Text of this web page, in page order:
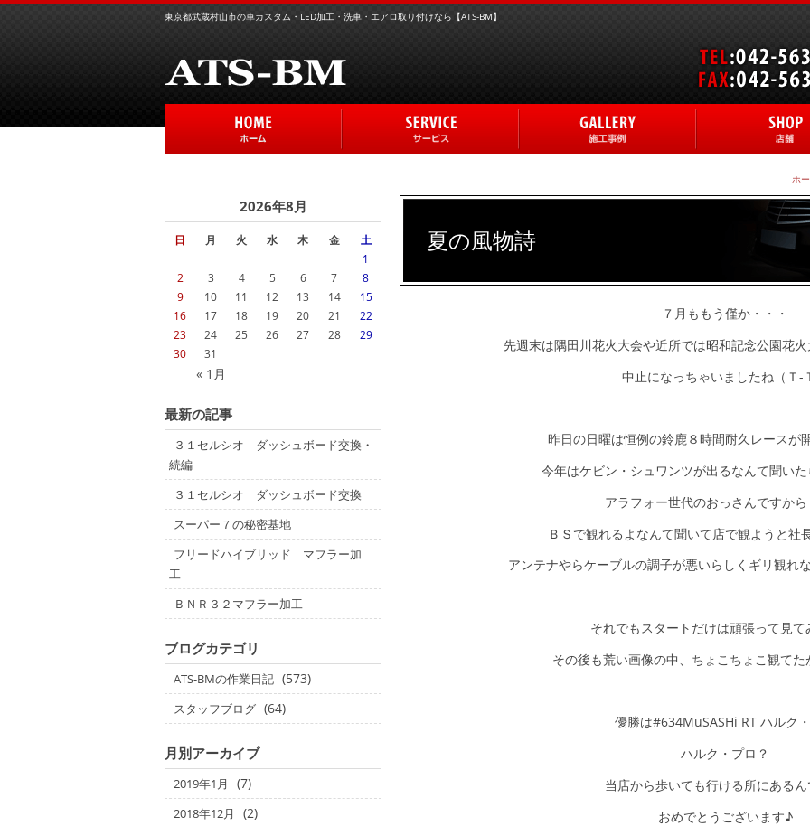
東京都武蔵村山市の車カスタム・LED加工・洗車・エアロ取り付けなら【ATS-BM】
ホ
夏の風物詩
７月ももう僅か・・・
先週末は隅田川花火大会や近所では昭和記念公園花
中止になっちゃいましたね（Ｔ-
昨日の日曜は恒例の鈴鹿８時間耐久レースが
今年はケビン・シュワンツが出るなんて聞い
アラフォー世代のおっさんですから
ＢＳで観れるよなんて聞いて店で観ようと社
アンテナやらケーブルの調子が悪いらしくギリ観れ
それでもスタートだけは頑張って見
その後も荒い画像の中、ちょこちょこ観て
優勝は#634MuSASHi RT ハルク
ハルク・プロ？
当店から歩いても行ける所にある
おめでとうございます♪
2026年8月
日 月 火 水 木 金 土
« 1月
1
2
3 4 5 6 7
8
9
10 11 12 13 14
15
16
17 18 19 20 21
22
23
24 25 26 27 28
29
30
31
最新の記事
３１セルシオ ダッシュボード交換・
続編
３１セルシオ ダッシュボード交換
スーパー７の秘密基地
フリードハイブリッド マフラー加
工
ＢＮＲ３２マフラー加工
ブログカテゴリ
ATS-BMの作業日記 (573)
スタッフブログ (64)
月別アーカイブ
2019年1月 (7)
2018年12月 (2)